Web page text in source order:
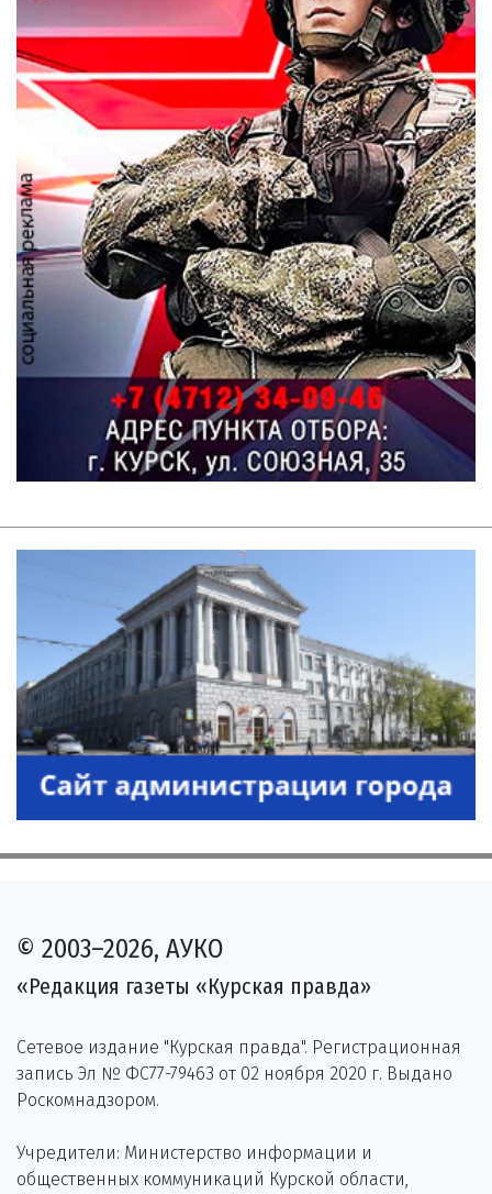
© 2003–2026, АУКО
«Редакция газеты «Курская правда»
Сетевое издание "Курская правда". Регистрационная
запись Эл № ФС77-79463 от 02 ноября 2020 г. Выдано
Роскомнадзором.
Учредители: Министерство информации и
общественных коммуникаций Курской области,